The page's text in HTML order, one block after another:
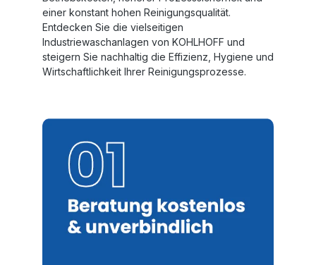
einer konstant hohen Reinigungsqualität.
Entdecken Sie die vielseitigen
Industriewaschanlagen von KOHLHOFF und
steigern Sie nachhaltig die Effizienz, Hygiene und
Wirtschaftlichkeit Ihrer Reinigungsprozesse.